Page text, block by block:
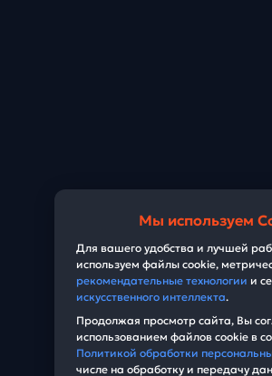
Мы используем
Для вашего удобства и лучшей
используем файлы cookie,
рекомендательные технологии и
искусственного интеллекта.
Продолжая просмотр сайта, Вы
использованием файлов cookie в
Политикой обработки
числе на обработку и передачу